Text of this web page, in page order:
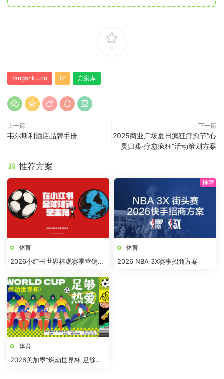
0
fanganku.cn IP 方案库
上一篇
韦尔斯利酒店品牌手册
下一篇
2025商业广场夏日疯狂疗愈节“心
灵归巢·疗愈疯狂”活动策划方案
推荐方案
体育
2026小红书世界杯观赛季营销全
体育
2026 NBA 3X赛事招商方案
体育
2026美加墨“燃动世界杯 足够热